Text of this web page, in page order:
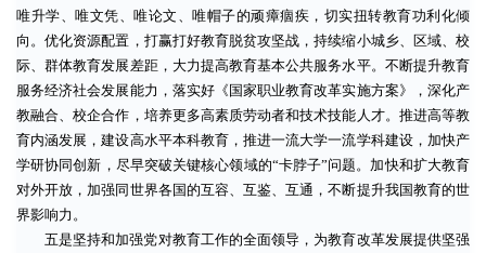
唯升学、唯文凭、唯论文、唯帽子的顽瘴痼疾，切实扭转教育功利化倾
向。优化资源配置，打赢打好教育脱贫攻坚战，持续缩小城乡、区域、校
际、群体教育发展差距，大力提高教育基本公共服务水平。不断提升教育
服务经济社会发展能力，落实好《国家职业教育改革实施方案》，深化产
教融合、校企合作，培养更多高素质劳动者和技术技能人才。推进高等教
育内涵发展，建设高水平本科教育，推进一流大学一流学科建设，加快产
学研协同创新，尽早突破关键核心领域的“卡脖子”问题。加快和扩大教育
对外开放，加强同世界各国的互容、互鉴、互通，不断提升我国教育的世
界影响力。
五是坚持和加强党对教育工作的全面领导，为教育改革发展提供坚强